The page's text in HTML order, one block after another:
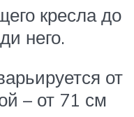
кресла до
него.
от
– от 71 см